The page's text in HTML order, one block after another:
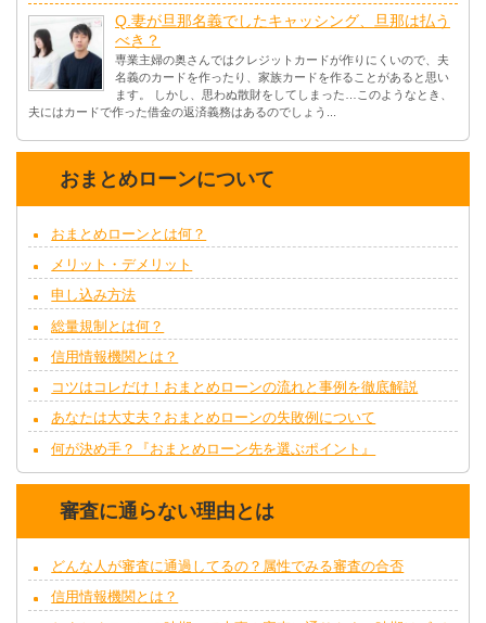
Q.妻が旦那名義でしたキャッシング、旦那は払う
べき？
専業主婦の奥さんではクレジットカードが作りにくいので、夫
名義のカードを作ったり、家族カードを作ることがあると思い
ます。 しかし、思わぬ散財をしてしまった…このようなとき、
夫にはカードで作った借金の返済義務はあるのでしょう...
おまとめローンについて
おまとめローンとは何？
メリット・デメリット
申し込み方法
総量規制とは何？
信用情報機関とは？
コツはコレだけ！おまとめローンの流れと事例を徹底解説
あなたは大丈夫？おまとめローンの失敗例について
何が決め手？『おまとめローン先を選ぶポイント』
審査に通らない理由とは
どんな人が審査に通過してるの？属性でみる審査の合否
信用情報機関とは？